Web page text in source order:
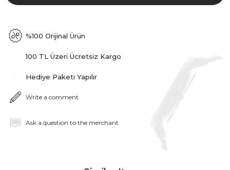
%100 Orijinal Ürün
100 TL Üzeri Ücretsiz Kargo
Hediye Paketi Yapılır
Write a comment
Ask a question to the merchant